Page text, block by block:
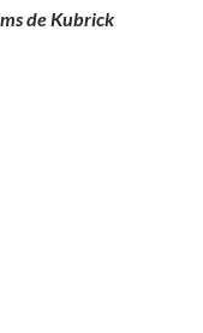
de Kubrick